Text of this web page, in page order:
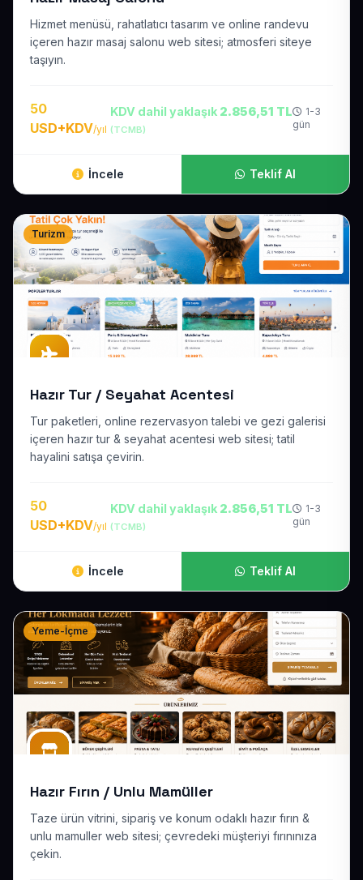
Hizmet menüsü, rahatlatıcı tasarım ve online randevu
içeren hazır masaj salonu web sitesi; atmosferi siteye
taşıyın.
50
USD+KDV/yıl
KDV dahil yaklaşık 2.856,51 TL
(TCMB)
1-3
gün
İncele Teklif Al
Turizm
Hazır Tur / Seyahat Acentesi
Tur paketleri, online rezervasyon talebi ve gezi galerisi
içeren hazır tur & seyahat acentesi web sitesi; tatil
hayalini satışa çevirin.
50
USD+KDV/yıl
KDV dahil yaklaşık 2.856,51 TL
(TCMB)
1-3
gün
İncele Teklif Al
Yeme-İçme
Hazır Fırın / Unlu Mamüller
Taze ürün vitrini, sipariş ve konum odaklı hazır fırın &
unlu mamuller web sitesi; çevredeki müşteriyi fırınınıza
çekin.